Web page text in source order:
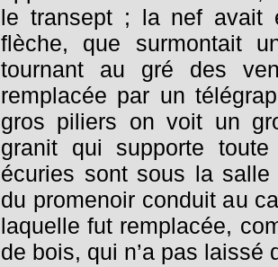
le transept ; la nef avait
flèche, que surmontait
tournant au gré des
remplacée par un
gros piliers on voit un
granit qui supporte
écuries sont sous la
du promenoir conduit au
laquelle fut remplacée,
de bois, qui n’a pas